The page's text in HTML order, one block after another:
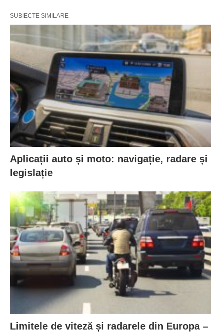
SUBIECTE SIMILARE
Aplicații auto și moto: navigație, radare și
legislație
Limitele de viteză și radarele din Europa –